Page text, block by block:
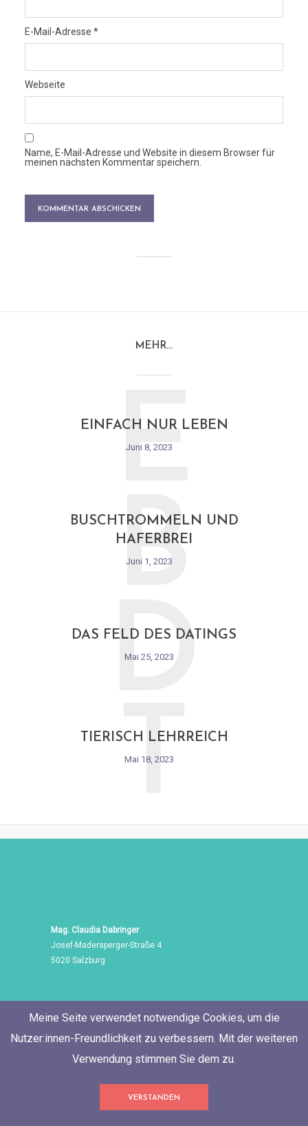
E-Mail-Adresse *
Webseite
Name, E-Mail-Adresse und Website in diesem Browser für
meinen nächsten Kommentar speichern.
MEHR…
EINFACH NUR LEBEN
Juni 8, 2023
E
BUSCHTROMMELN UND
HAFERBREI
Juni 1, 2023
B
DAS FELD DES DATINGS
Mai 25, 2023
D
TIERISCH LEHRREICH
Mai 18, 2023
T
Mag. Claudia Dabringer
Josef-Madersperger-Straße 4
5020 Salzburg
Tel./Fax: +43 662 455 471
Mobil: +43 676 60 514 06
Meine Seite verwendet notwendige Cookies, um die
Nutzer:innen-Freundlichkeit zu verbessern. Mit der weiteren
Verwendung stimmen Sie dem zu.
VERSTANDEN